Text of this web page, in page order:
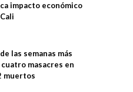
impacto económico
las semanas más
masacres en
muertos